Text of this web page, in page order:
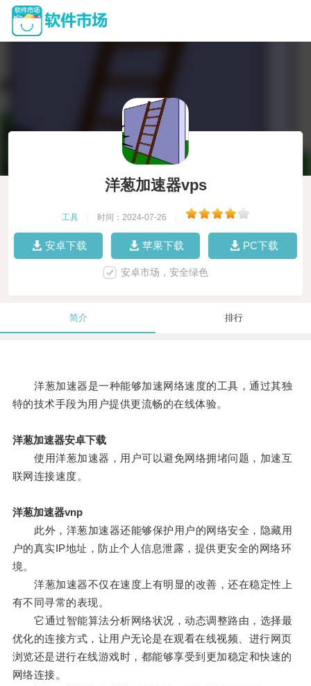
洋葱加速器vps
工具 时间：2024-07-26
安卓下载 苹果下载 PC下载
安卓市场，安全绿色
简介 排行
洋葱加速器是一种能够加速网络速度的工具，通过其独
特的技术手段为用户提供更流畅的在线体验。
洋葱加速器安卓下载
使用洋葱加速器，用户可以避免网络拥堵问题，加速互
联网连接速度。
洋葱加速器vnp
此外，洋葱加速器还能够保护用户的网络安全，隐藏用
户的真实IP地址，防止个人信息泄露，提供更安全的网络环
境。
洋葱加速器不仅在速度上有明显的改善，还在稳定性上
有不同寻常的表现。
它通过智能算法分析网络状况，动态调整路由，选择最
优化的连接方式，让用户无论是在观看在线视频、进行网页
浏览还是进行在线游戏时，都能够享受到更加稳定和快速的
网络连接。